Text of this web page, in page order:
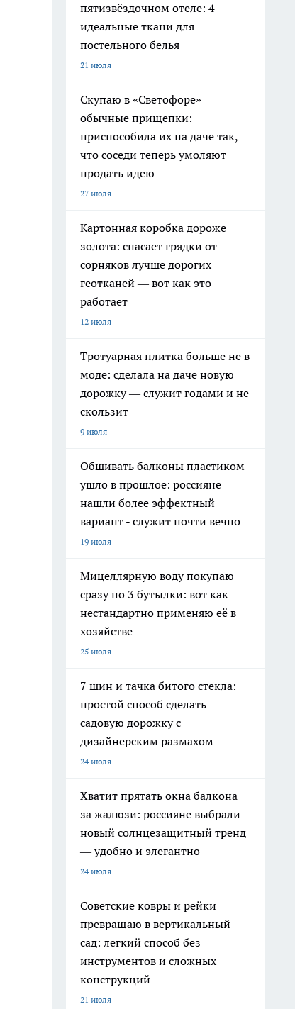
пятизвёздочном отеле: 4
идеальные ткани для
постельного белья
21 июля
Скупаю в «Светофоре»
обычные прищепки:
приспособила их на даче так,
что соседи теперь умоляют
продать идею
27 июля
Картонная коробка дороже
золота: спасает грядки от
сорняков лучше дорогих
геотканей — вот как это
работает
12 июля
Тротуарная плитка больше не в
моде: сделала на даче новую
дорожку — служит годами и не
скользит
9 июля
Обшивать балконы пластиком
ушло в прошлое: россияне
нашли более эффектный
вариант - служит почти вечно
19 июля
Мицеллярную воду покупаю
сразу по 3 бутылки: вот как
нестандартно применяю её в
хозяйстве
25 июля
7 шин и тачка битого стекла:
простой способ сделать
садовую дорожку с
дизайнерским размахом
24 июля
Хватит прятать окна балкона
за жалюзи: россияне выбрали
новый солнцезащитный тренд
— удобно и элегантно
24 июля
Советские ковры и рейки
превращаю в вертикальный
сад: легкий способ без
инструментов и сложных
конструкций
21 июля